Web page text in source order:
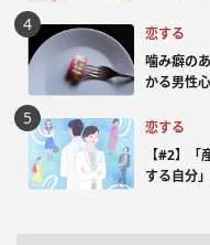
恋する
噛み癖の
かる男性
恋する
【#2】
する自分